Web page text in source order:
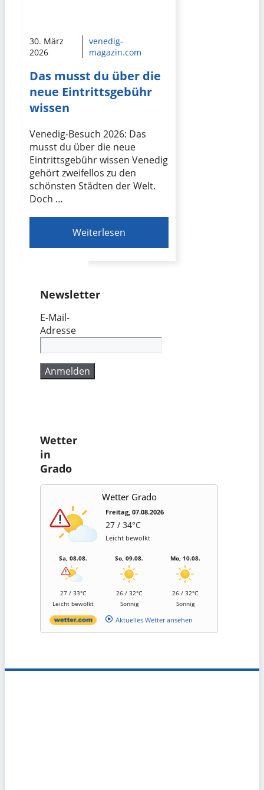
30. März
2026
venedig-
magazin.com
Das musst du über die
neue Eintrittsgebühr
wissen
Venedig-Besuch 2026: Das
musst du über die neue
Eintrittsgebühr wissen Venedig
gehört zweifellos zu den
schönsten Städten der Welt.
Doch …
Weiterlesen
Newsletter
E-Mail-
Adresse
Wetter
in
Grado
Wetter Grado
Freitag, 07.08.2026
27 / 34°C
Leicht bewölkt
Sa, 08.08.
27 / 33°C
Leicht bewölkt
So, 09.08.
26 / 32°C
Sonnig
Mo, 10.08.
26 / 32°C
Sonnig
Aktuelles Wetter ansehen